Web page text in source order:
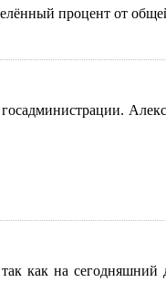
процент от
как на сегодняшний